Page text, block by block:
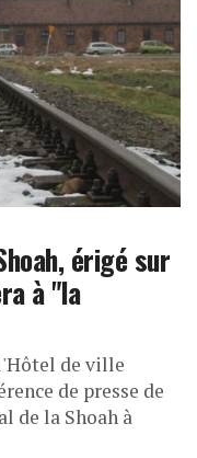
érigé sur
à "la
de ville
de presse de
de la Shoah à